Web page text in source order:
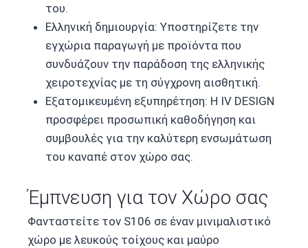
του.
Ελληνική δημιουργία: Υποστηρίζετε την
εγχώρια παραγωγή με προϊόντα που
συνδυάζουν την παράδοση της ελληνικής
χειροτεχνίας με τη σύγχρονη αισθητική.
Εξατομικευμένη εξυπηρέτηση: Η IV DESIGN
προσφέρει προσωπική καθοδήγηση και
συμβουλές για την καλύτερη ενσωμάτωση
του καναπέ στον χώρο σας.
Έμπνευση για τον Χώρο σας
Φανταστείτε τον S106 σε έναν μινιμαλιστικό
χώρο με λευκούς τοίχους και μαύρο